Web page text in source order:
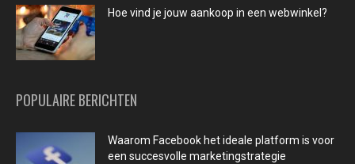
Hoe vind je jouw aankoop in een webwinkel?
POPULAIRE BERICHTEN
Waarom Facebook het ideale platform is voor
een succesvolle marketingstrategie